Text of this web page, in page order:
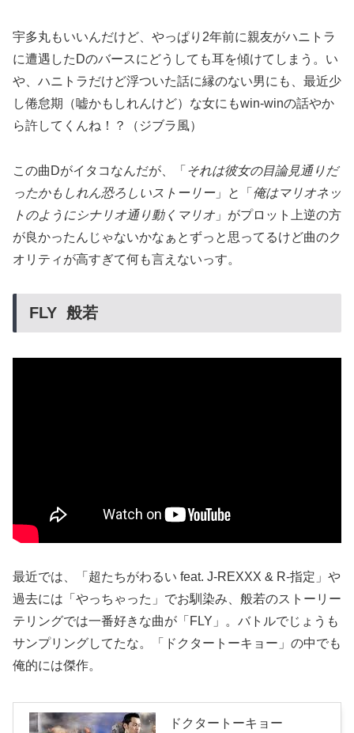
宇多丸もいいんだけど、やっぱり2年前に親友がハニトラ
に遭遇したDのバースにどうしても耳を傾けてしまう。い
や、ハニトラだけど浮ついた話に縁のない男にも、最近少
し倦怠期（嘘かもしれんけど）な女にもwin-winの話やか
ら許してくんね！？（ジブラ風）
この曲Dがイタコなんだが、「 それは彼女の目論見通りだ
ったかもしれん恐ろしいストーリー」と「 俺はマリオネッ
トのようにシナリオ通り動くマリオ 」がプロット上逆の方
が良かったんじゃないかなぁとずっと思ってるけど曲のク
オリティが高すぎて何も言えないっす。
FLY 般若
最近では、「超たちがわるい feat. J-REXXX & R-指定」や
過去には「やっちゃった」でお馴染み、般若のストーリー
テリングでは一番好きな曲が「FLY」。バトルでじょうも
サンプリングしてたな。「ドクタートーキョー」の中でも
俺的には傑作。
ドクタートーキョー